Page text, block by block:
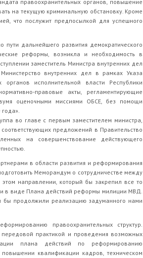
правоохранительных органов, повышение
на текущую криминальную обстановку. Кроме
что послужит предпосылкой для успешного
пути дальнейшего развития демократического
реформы, возникла и необходимость в
заместитель Министра внутренних дел
внутренних дел в рамках Указа
исполнительной власти Республики
правовые акты, регламентирующие
оценочными миссиями ОБСЕ, без помощи
во главе с первым заместителем министра,
предложений в Правительство
на совершенствование действующего
в области развития и реформирования
Меморандум о сотрудничестве между
направлении, который бы закрепил все то
в виде Плана действий реформы милиции МВД.
продолжили реализацию задуманного нами
правоохранительных структур.
практикой и проведения возможных
плана действий по реформированию
квалификации кадров, техническом